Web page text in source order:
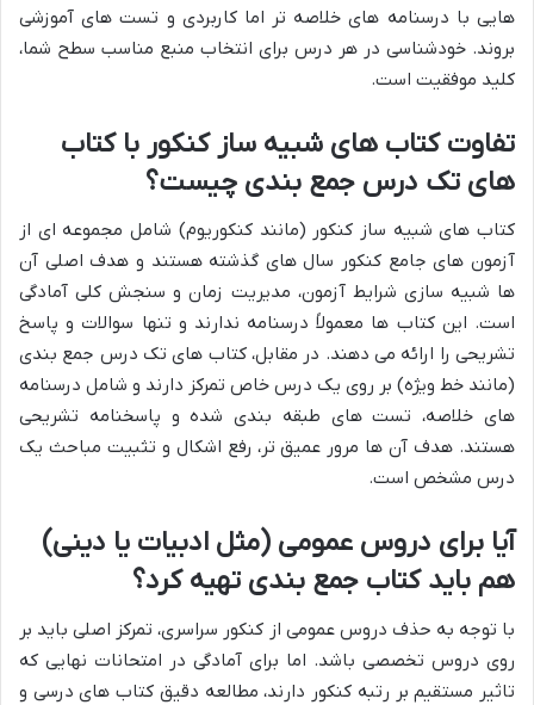
هایی با درسنامه های خلاصه تر اما کاربردی و تست های آموزشی
بروند. خودشناسی در هر درس برای انتخاب منبع مناسب سطح شما،
کلید موفقیت است.
تفاوت کتاب های شبیه ساز کنکور با کتاب
های تک درس جمع بندی چیست؟
کتاب های شبیه ساز کنکور (مانند کنکوریوم) شامل مجموعه ای از
آزمون های جامع کنکور سال های گذشته هستند و هدف اصلی آن
ها شبیه سازی شرایط آزمون، مدیریت زمان و سنجش کلی آمادگی
است. این کتاب ها معمولاً درسنامه ندارند و تنها سوالات و پاسخ
تشریحی را ارائه می دهند. در مقابل، کتاب های تک درس جمع بندی
(مانند خط ویژه) بر روی یک درس خاص تمرکز دارند و شامل درسنامه
های خلاصه، تست های طبقه بندی شده و پاسخنامه تشریحی
هستند. هدف آن ها مرور عمیق تر، رفع اشکال و تثبیت مباحث یک
درس مشخص است.
آیا برای دروس عمومی (مثل ادبیات یا دینی)
هم باید کتاب جمع بندی تهیه کرد؟
با توجه به حذف دروس عمومی از کنکور سراسری، تمرکز اصلی باید بر
روی دروس تخصصی باشد. اما برای آمادگی در امتحانات نهایی که
تاثیر مستقیم بر رتبه کنکور دارند، مطالعه دقیق کتاب های درسی و